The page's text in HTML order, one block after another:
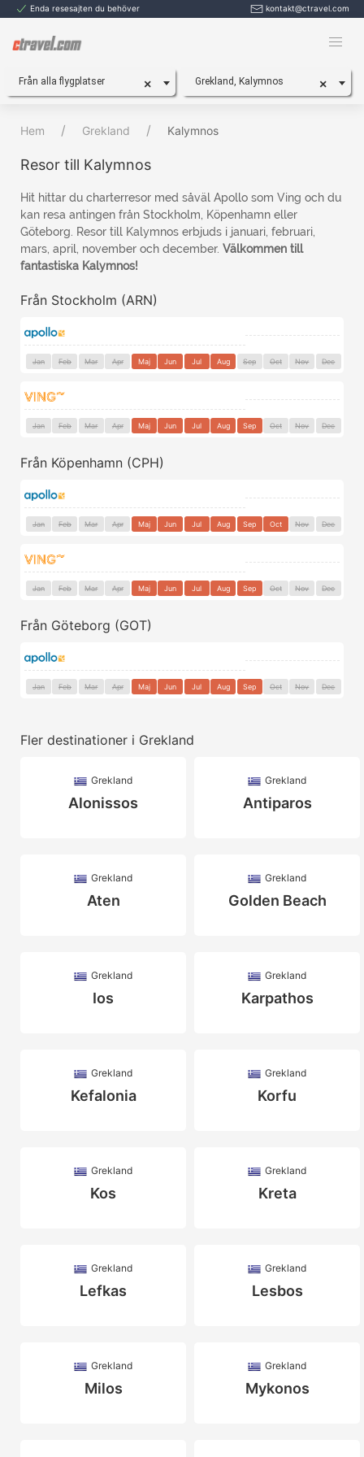
Enda resesajten du behöver kontakt@ctravel.com
×
Från alla flygplatser ×
Grekland, Kalymnos
Hem Grekland Kalymnos
Resor till Kalymnos
Hit hittar du charterresor med såväl Apollo som Ving och du
kan resa antingen från Stockholm, Köpenhamn eller
Göteborg. Resor till Kalymnos erbjuds i januari, februari,
mars, april, november och december. Välkommen till
fantastiska Kalymnos!
Från Stockholm (ARN)
Jan Feb Mar Apr Maj Jun Jul Aug Sep Oct Nov Dec
Jan Feb Mar Apr Maj Jun Jul Aug Sep Oct Nov Dec
Från Köpenhamn (CPH)
Jan Feb Mar Apr Maj Jun Jul Aug Sep Oct Nov Dec
Jan Feb Mar Apr Maj Jun Jul Aug Sep Oct Nov Dec
Från Göteborg (GOT)
Jan Feb Mar Apr Maj Jun Jul Aug Sep Oct Nov Dec
Fler destinationer i Grekland
Grekland
Alonissos
Grekland
Antiparos
Grekland
Aten
Grekland
Golden Beach
Grekland
Ios
Grekland
Karpathos
Grekland
Kefalonia
Grekland
Korfu
Grekland
Kos
Grekland
Kreta
Grekland
Lefkas
Grekland
Lesbos
Grekland
Milos
Grekland
Mykonos